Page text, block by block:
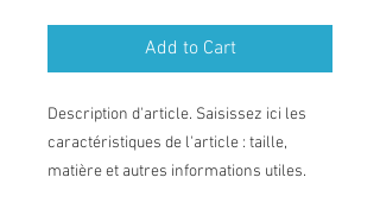
Add to Cart
Description d'article. Saisissez ici les
caractéristiques de l'article : taille,
matière et autres informations utiles.